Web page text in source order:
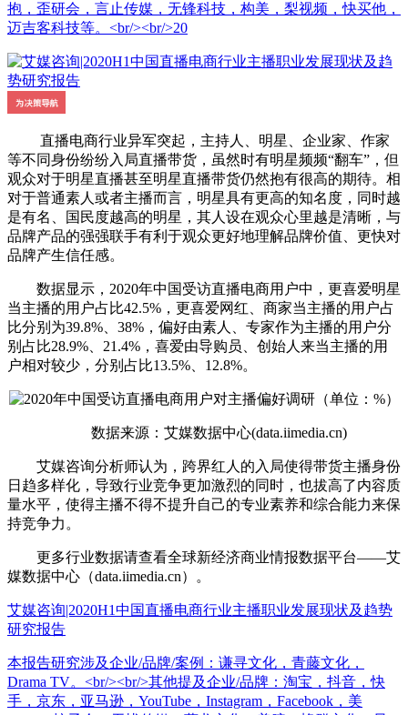
抱，歪研会，言止传媒，无锋科技，构美，梨视频，快买他，
迈吉客科技等。<br/><br/>20
直播电商行业异军突起，主持人、明星、企业家、作家
等不同身份纷纷入局直播带货，虽然时有明星频频“翻车”，但
观众对于明星直播甚至明星直播带货仍然抱有很高的期待。相
对于普通素人或者主播而言，明星具有更高的知名度，同时越
是有名、国民度越高的明星，其人设在观众心里越是清晰，与
品牌产品的强强联手有利于观众更好地理解品牌价值、更快对
品牌产生信任感。
数据显示，2020年中国受访直播电商用户中，更喜爱明星
当主播的用户占比42.5%，更喜爱网红、商家当主播的用户占
比分别为39.8%、38%，偏好由素人、专家作为主播的用户分
别占比28.9%、21.4%，喜爱由导购员、创始人来当主播的用
户相对较少，分别占比13.5%、12.8%。
数据来源：艾媒数据中心(data.iimedia.cn)
艾媒咨询分析师认为，跨界红人的入局使得带货主播身份
日趋多样化，导致行业竞争更加激烈的同时，也拔高了内容质
量水平，使得主播不得不提升自己的专业素养和综合能力来保
持竞争力。
更多行业数据请查看全球新经济商业情报数据平台——艾
媒数据中心（data.iimedia.cn）。
艾媒咨询|2020H1中国直播电商行业主播职业发展现状及趋势
研究报告
本报告研究涉及企业/品牌/案例：谦寻文化，青藤文化，
Drama TV。<br/><br/>其他提及企业/品牌：淘宝，抖音，快
手，京东，亚马逊，YouTube，Instagram，Facebook，美